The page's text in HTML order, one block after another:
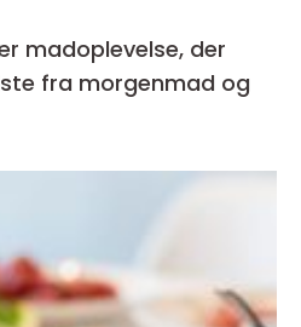
madoplevelse, der
fra morgenmad og